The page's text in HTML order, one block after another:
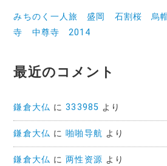
みちのく一人旅 盛岡 石割桜 烏
寺 中尊寺 2014
最近のコメント
鎌倉大仏 に333985 より
鎌倉大仏 に啪啪导航 より
鎌倉大仏 に两性资源 より